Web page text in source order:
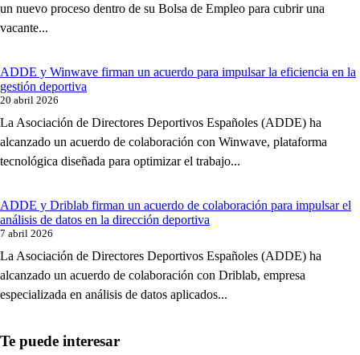
un nuevo proceso dentro de su Bolsa de Empleo para cubrir una
vacante...
ADDE y Winwave firman un acuerdo para impulsar la eficiencia en la
gestión deportiva
20 abril 2026
La Asociación de Directores Deportivos Españoles (ADDE) ha
alcanzado un acuerdo de colaboración con Winwave, plataforma
tecnológica diseñada para optimizar el trabajo...
ADDE y Driblab firman un acuerdo de colaboración para impulsar el
análisis de datos en la dirección deportiva
7 abril 2026
La Asociación de Directores Deportivos Españoles (ADDE) ha
alcanzado un acuerdo de colaboración con Driblab, empresa
especializada en análisis de datos aplicados...